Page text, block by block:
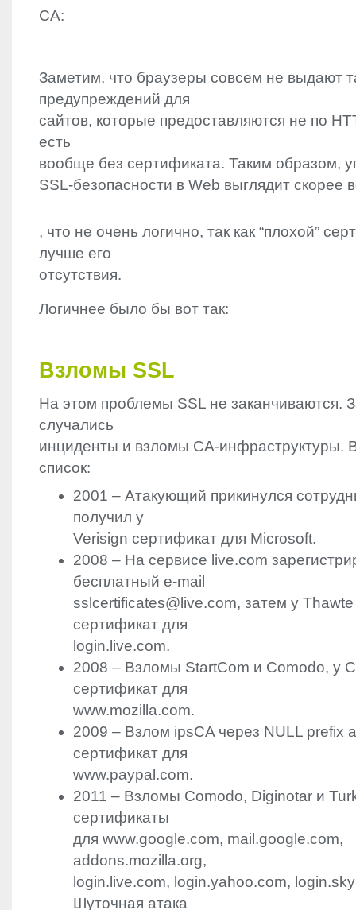
CA:
Заметим, что браузеры совсем не выдают
предупреждений для
сайтов, которые предоставляются не по
есть
вообще без сертификата. Таким образом,
SSL-безопасности в Web выглядит скорее
, что не очень логично, так как “плохой”
лучше его
отсутствия.
Логичнее было бы вот так:
Взломы SSL
На этом проблемы SSL не заканчиваются.
случались
инциденты и взломы CA-инфраструктуры.
список:
2001 – Атакующий прикинулся
получил у
Verisign сертификат для Microsoft.
2008 – На сервисе live.com
бесплатный e-mail
sslcertificates@live.com, затем у
сертификат для
login.live.com.
2008 – Взломы StartCom и Comodo, у
сертификат для
www.mozilla.com.
2009 – Взлом ipsCA через NULL prefix
сертификат для
www.paypal.com.
2011 – Взломы Comodo, Diginotar и
сертификаты
для www.google.com, mail.google.com,
addons.mozilla.org,
login.live.com, login.yahoo.com,
Шуточная атака